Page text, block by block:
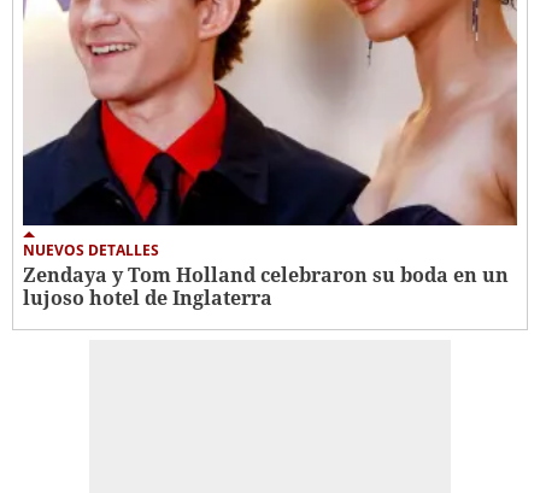
NUEVOS DETALLES
Zendaya y Tom Holland celebraron su boda en un
lujoso hotel de Inglaterra